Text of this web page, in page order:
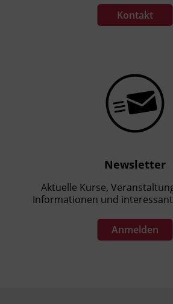
Kontakt
Newsletter
Aktuelle Kurse,
Informationen und
Anmelden